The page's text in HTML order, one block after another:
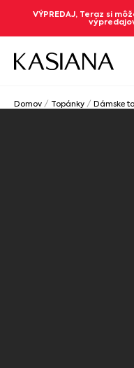
VÝPREDAJ, Teraz si
Domov / Topánky / Dámske